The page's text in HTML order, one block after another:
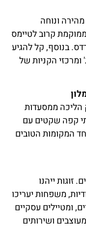
ונוחה
קרוב לטיימס
בנוסף, קל להגיע
ומרכזי הקניות של
הליכה ממסעדות
קפה שקטים עם
המקומות הטובים
זוגות ייהנו
משפחות יעריכו
ומטיילים עסקיים
ושירותים